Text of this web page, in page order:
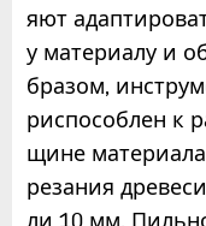
яют
у материалу и
бразом,
риспособлен к
щине
резания